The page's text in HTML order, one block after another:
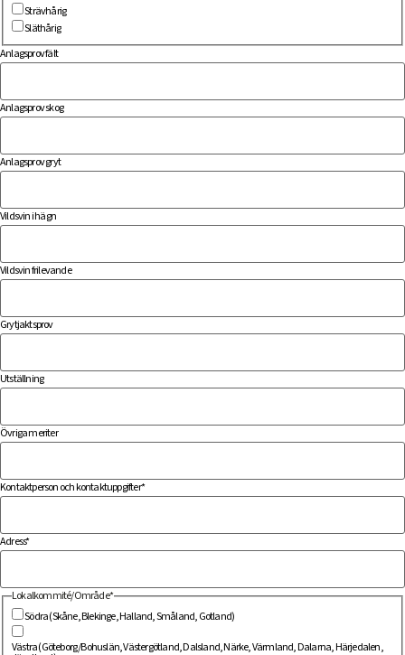
Strävhårig
Släthårig
Anlagsprov fält
Anlagsprov skog
Anlagsprov gryt
Vildsvin i hägn
Vildsvin frilevande
Grytjaktsprov
Utställning
Övriga meriter
Kontaktperson och kontaktuppgifter*
Adress*
Lokalkommité/Område*
Södra (Skåne, Blekinge, Halland, Småland, Gotland)
Västra (Göteborg/Bohuslän, Västergötland, Dalsland, Närke, Värmland, Dalarna, Härjedalen,